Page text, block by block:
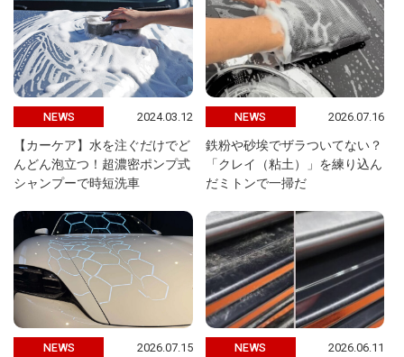
NEWS 2024.03.12
【カーケア】水を注ぐだけでど
んどん泡立つ！超濃密ポンプ式
シャンプーで時短洗車
NEWS 2026.07.16
鉄粉や砂埃でザラついてない？
「クレイ（粘土）」を練り込ん
だミトンで一掃だ
NEWS 2026.07.15 NEWS 2026.06.11